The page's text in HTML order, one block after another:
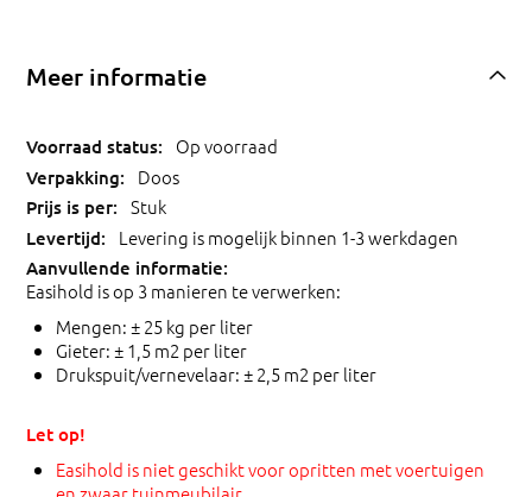
Meer informatie
Op voorraad
Doos
Stuk
Levering is mogelijk binnen 1-3 werkdagen
Easihold is op 3 manieren te verwerken:
Mengen: ± 25 kg per liter
Gieter: ± 1,5 m2 per liter
Drukspuit/vernevelaar: ± 2,5 m2 per liter
Let op!
Easihold is niet geschikt voor opritten met voertuigen